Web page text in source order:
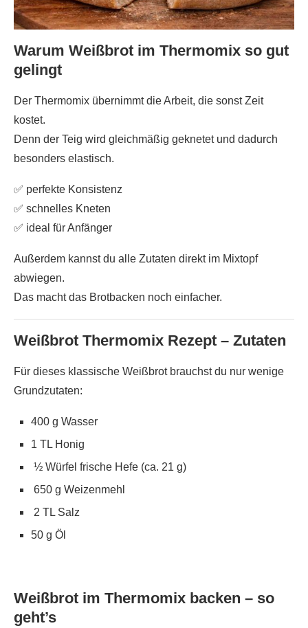
Warum Weißbrot im Thermomix so gut
gelingt
Der Thermomix übernimmt die Arbeit, die sonst Zeit
kostet.
Denn der Teig wird gleichmäßig geknetet und dadurch
besonders elastisch.
✅ perfekte Konsistenz
✅ schnelles Kneten
✅ ideal für Anfänger
Außerdem kannst du alle Zutaten direkt im Mixtopf
abwiegen.
Das macht das Brotbacken noch einfacher.
Weißbrot Thermomix Rezept – Zutaten
Für dieses klassische Weißbrot brauchst du nur wenige
Grundzutaten:
400 g Wasser
1 TL Honig
½ Würfel frische Hefe (ca. 21 g)
650 g Weizenmehl
2 TL Salz
50 g Öl
Weißbrot im Thermomix backen – so
geht’s